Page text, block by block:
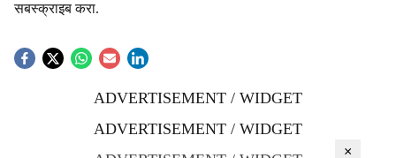
सबस्क्राइब करा.
ADVERTISEMENT / WIDGET
ADVERTISEMENT / WIDGET
×